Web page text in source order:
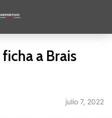
a Brais
julio 7, 2022